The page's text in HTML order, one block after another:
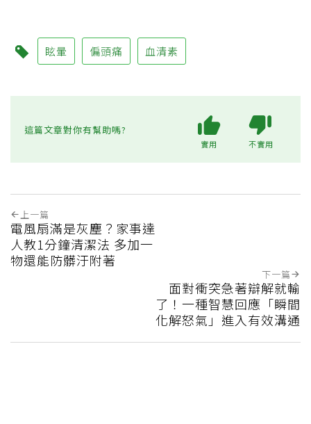
眩暈 偏頭痛 血清素
這篇文章對你有幫助嗎?
實用 不實用
上一篇
電風扇滿是灰塵？家事達
人教1分鐘清潔法 多加一
物還能防髒汙附著
下一篇
面對衝突急著辯解就輸
了！一種智慧回應「瞬間
化解怒氣」進入有效溝通